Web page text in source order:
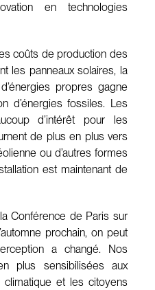
en technologies
coûts de production des
les panneaux solaires, la
propres gagne
d’énergies fossiles. Les
d’intérêt pour les
de plus en plus vers
ou d’autres formes
est maintenant de
Conférence de Paris sur
prochain, on peut
a changé. Nos
plus sensibilisées aux
climatique et les citoyens